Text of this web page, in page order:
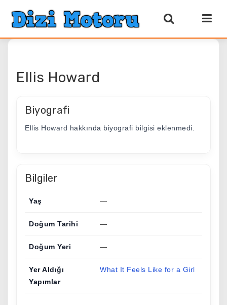
Ellis Howard
Biyografi
Ellis Howard hakkında biyografi bilgisi eklenmedi.
Bilgiler
Yaş —
Doğum Tarihi —
Doğum Yeri —
Yer Aldığı
Yapımlar
What It Feels Like for a Girl